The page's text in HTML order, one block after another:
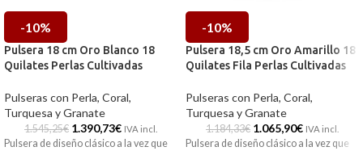
-10%
Pulsera 18 cm Oro Blanco 18
Quilates Perlas Cultivadas
Pulseras con Perla, Coral,
Turquesa y Granate
1.545,25€ 1.390,73€ IVA incl.
Pulsera de diseño clásico a la vez que
-10%
Pulsera 18,5 cm Oro Amarillo 18
Quilates Fila Perlas Cultivadas
Pulseras con Perla, Coral,
Turquesa y Granate
1.184,33€ 1.065,90€ IVA incl.
Pulsera de diseño clásico a la vez que